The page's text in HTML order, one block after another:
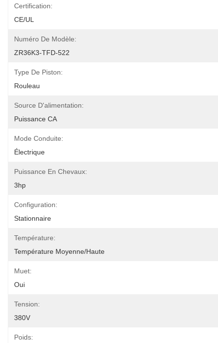
Certification:
CE/UL
Numéro De Modèle:
ZR36K3-TFD-522
Type De Piston:
Rouleau
Source D'alimentation:
Puissance CA
Mode Conduite:
Électrique
Puissance En Chevaux:
3hp
Configuration:
Stationnaire
Température:
Température Moyenne/haute
Muet:
Oui
Tension:
380V
Poids: